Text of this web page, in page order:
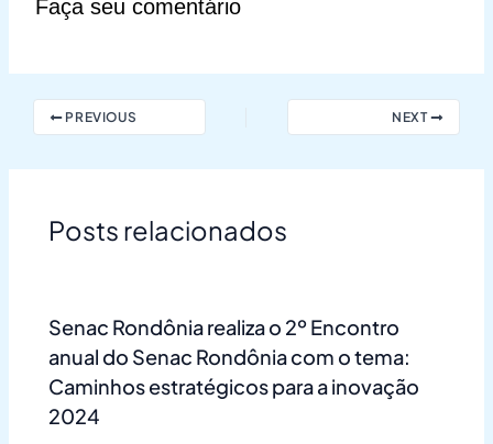
Faça seu comentário
PREVIOUS NEXT
Posts relacionados
Senac Rondônia realiza o 2º Encontro
anual do Senac Rondônia com o tema:
Caminhos estratégicos para a inovação
2024